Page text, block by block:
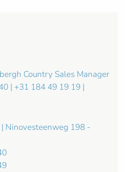
Country Sales Manager
| +31 184 49 19 19 |
Ninovesteenweg 198 -